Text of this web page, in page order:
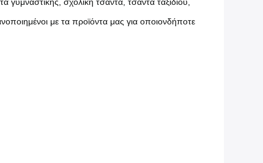
με τα προϊόντα μας για οποιονδήποτε